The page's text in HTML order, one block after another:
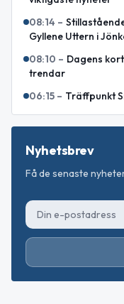
08:14 –
Gyllene Uttern i
08:10 – Dagens
trendar
06:15 – Träffpunkt
Nyhetsbrev
Få de senaste